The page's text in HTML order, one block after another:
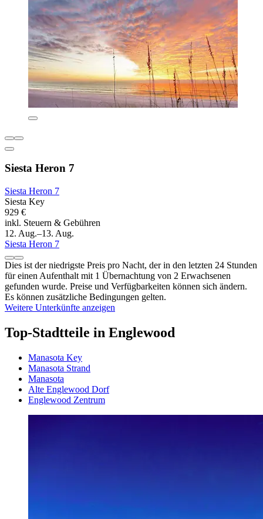
Siesta Heron 7
Siesta Heron 7
Siesta Key
929 €
inkl. Steuern & Gebühren
12. Aug.–13. Aug.
Siesta Heron 7
Dies ist der niedrigste Preis pro Nacht, der in den letzten 24 Stunden
für einen Aufenthalt mit 1 Übernachtung von 2 Erwachsenen
gefunden wurde. Preise und Verfügbarkeiten können sich ändern.
Es können zusätzliche Bedingungen gelten.
Weitere Unterkünfte anzeigen
Top-Stadtteile in Englewood
Manasota Key
Manasota Strand
Manasota
Alte Englewood Dorf
Englewood Zentrum